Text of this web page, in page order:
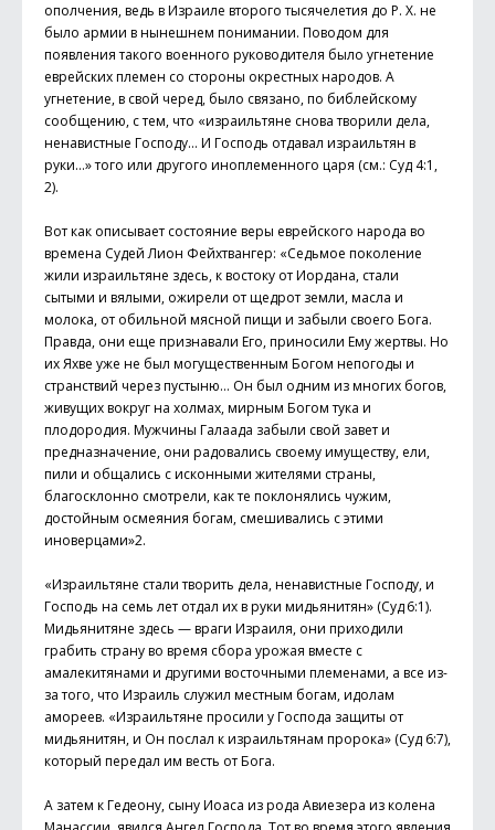
ополчения, ведь в Израиле второго тысячелетия до Р. Х. не
было армии в нынешнем понимании. Поводом для
появления такого военного руководителя было угнетение
еврейских племен со стороны окрестных народов. А
угнетение, в свой черед, было связано, по библейскому
сообщению, с тем, что «израильтяне снова творили дела,
ненавистные Господу… И Господь отдавал израильтян в
руки…» того или другого иноплеменного царя (см.: Суд 4:1,
2).
Вот как описывает состояние веры еврейского народа во
времена Судей Лион Фейхтвангер: «Седьмое поколение
жили израильтяне здесь, к востоку от Иордана, стали
сытыми и вялыми, ожирели от щедрот земли, масла и
молока, от обильной мясной пищи и забыли своего Бога.
Правда, они еще признавали Его, приносили Ему жертвы. Но
их Яхве уже не был могущественным Богом непогоды и
странствий через пустыню… Он был одним из многих богов,
живущих вокруг на холмах, мирным Богом тука и
плодородия. Мужчины Галаада забыли свой завет и
предназначение, они радовались своему имуществу, ели,
пили и общались с исконными жителями страны,
благосклонно смотрели, как те поклонялись чужим,
достойным осмеяния богам, смешивались с этими
иноверцами»2.
«Израильтяне стали творить дела, ненавистные Господу, и
Господь на семь лет отдал их в руки мидьянитян» (Суд 6:1).
Мидьянитяне здесь — враги Израиля, они приходили
грабить страну во время сбора урожая вместе с
амалекитянами и другими восточными племенами, а все из-
за того, что Израиль служил местным богам, идолам
амореев. «Израильтяне просили у Господа защиты от
мидьянитян, и Он послал к израильтянам пророка» (Суд 6:7),
который передал им весть от Бога.
А затем к Гедеону, сыну Иоаса из рода Авиезера из колена